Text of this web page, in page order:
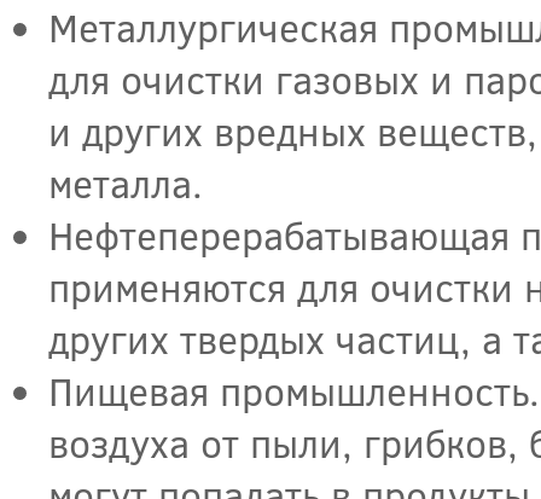
Металлургическая
для очистки газовых и
и других вредных
металла.
Нефтеперерабатывающая
применяются для очистки
других твердых частиц, а
Пищевая
воздуха от пыли,